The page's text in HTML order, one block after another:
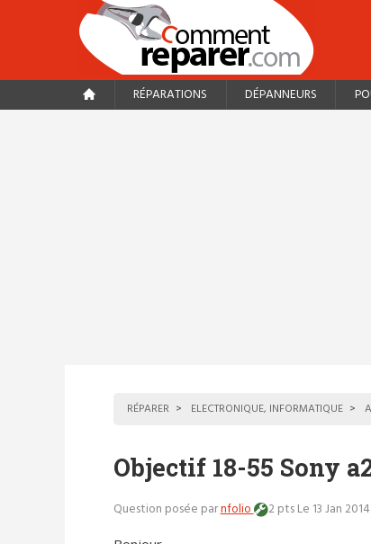
RÉPARATIONS DÉPANNEURS
RÉPARER ELECTRONIQUE, INFORMATIQUE
Objectif 18-55 Sony
Question posée parnfolio 2 ptsLe 13 Jan